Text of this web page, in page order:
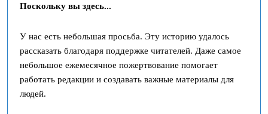
Поскольку вы здесь...
У нас есть небольшая просьба. Эту историю удалось
рассказать благодаря поддержке читателей. Даже самое
небольшое ежемесячное пожертвование помогает
работать редакции и создавать важные материалы для
людей.